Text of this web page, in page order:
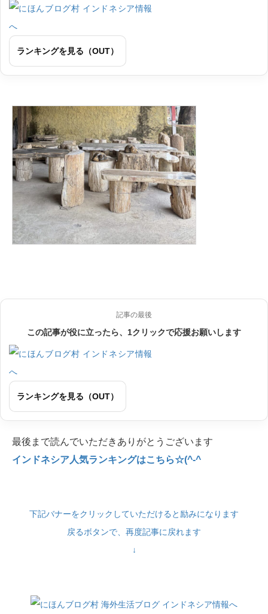
ランキングを見る（OUT）
記事の最後
この記事が役に立ったら、1クリックで応援お願いします
ランキングを見る（OUT）
最後まで読んでいただきありがとうございます
インドネシア人気ランキングはこちら☆(^-^
下記バナーをクリックしていただけると励みになります
戻るボタンで、再度記事に戻れます
↓